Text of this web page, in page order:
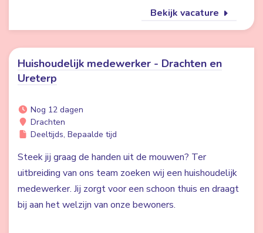
Bekijk vacature
Huishoudelijk medewerker - Drachten en
Ureterp
Nog 12 dagen
Drachten
Deeltijds, Bepaalde tijd
Steek jij graag de handen uit de mouwen? Ter
uitbreiding van ons team zoeken wij een huishoudelijk
medewerker. Jij zorgt voor een schoon thuis en draagt
bij aan het welzijn van onze bewoners.